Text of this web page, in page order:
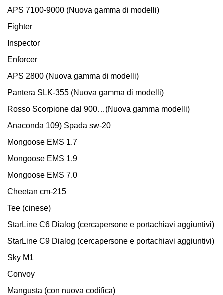
APS 7100-9000 (Nuova gamma di modelli)
Fighter
Inspector
Enforcer
APS 2800 (Nuova gamma di modelli)
Pantera SLK-355 (Nuova gamma di modelli)
Rosso Scorpione dal 900…(Nuova gamma modelli)
Anaconda 109) Spada sw-20
Mongoose EMS 1.7
Mongoose EMS 1.9
Mongoose EMS 7.0
Cheetan cm-215
Tee (cinese)
StarLine C6 Dialog (cercapersone e portachiavi aggiuntivi)
StarLine C9 Dialog (cercapersone e portachiavi aggiuntivi)
Sky M1
Convoy
Mangusta (con nuova codifica)